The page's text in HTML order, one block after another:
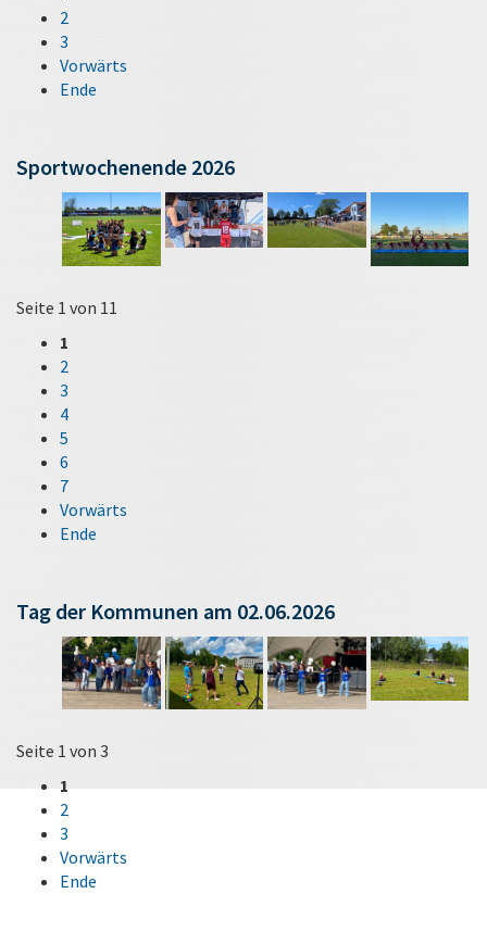
2
3
Vorwärts
Ende
Sportwochenende 2026
Seite 1 von 11
1
2
3
4
5
6
7
Vorwärts
Ende
Tag der Kommunen am 02.06.2026
Seite 1 von 3
1
2
3
Vorwärts
Ende